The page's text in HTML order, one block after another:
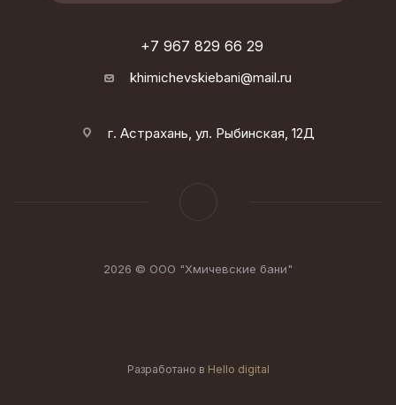
+7 967 829 66 29
khimichevskiebani@mail.ru
г. Астрахань, ул. Рыбинская, 12Д
2026 © ООО "Хмичевские бани"
Разработано в Hello digital